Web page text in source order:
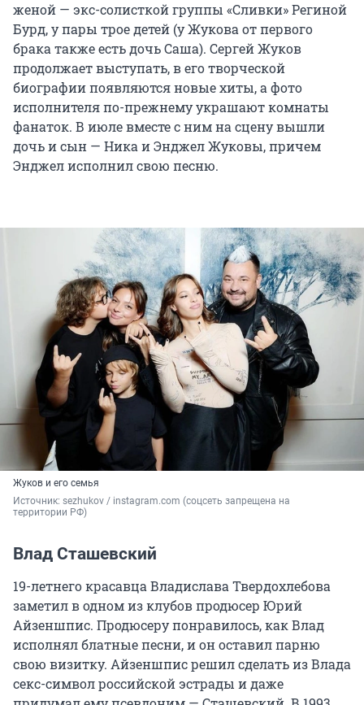
женой — экс-солисткой группы «Сливки» Региной
Бурд, у пары трое детей (у Жукова от первого
брака также есть дочь Саша). Сергей Жуков
продолжает выступать, в его творческой
биографии появляются новые хиты, а фото
исполнителя по-прежнему украшают комнаты
фанаток. В июле вместе с ним на сцену вышли
дочь и сын — Ника и Энджел Жуковы, причем
Энджел исполнил свою песню.
Жуков и его семья
Источник: sezhukov / instagram.com (соцсеть запрещена на
территории РФ)
Влад Сташевский
19-летнего красавца Владислава Твердохлебова
заметил в одном из клубов продюсер Юрий
Айзеншпис. Продюсеру понравилось, как Влад
исполнял блатные песни, и он оставил парню
свою визитку. Айзеншпис решил сделать из Влада
секс-символ российской эстрады и даже